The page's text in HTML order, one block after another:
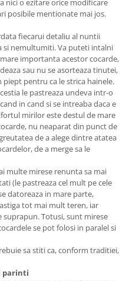
nici o ezitare orice modificare
posibile mentionate mai jos.
fiecarui detaliu al nuntii
si nemultumiti. Va puteti intalni
importanta acestor cocarde,
sau nu se asorteaza tinutei,
piept pentru ca le strica hainele.
le pastreaza undeva intr-o
in cand si se intreaba daca e
mirilor este destul de mare
nu neaparat din punct de
de a alege dintre atatea
de a merge sa le
multe mirese renunta sa mai
(le pastreaza cel mult pe cele
datoreaza in mare parte,
tot mai mult teren, iar
Totusi, sunt mirese
se pot folosi in paralel si
sa stiti ca, conform traditiei,
parinti